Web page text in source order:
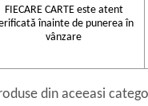
FIECARE CARTE este atent
înainte de punerea în
vânzare
din aceeasi